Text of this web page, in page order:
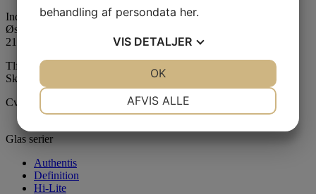
Inducon Spiegelau A/S
Østbanegade 21
2100 København Ø
Tlf:
+45 35 43 55 18
Skriv til os
Cvr.: 27968694
Glas serier
Authentis
Definition
Hi-Lite
behandling af persondata her.
VIS DETALJER
AFVIS ALLE
OK